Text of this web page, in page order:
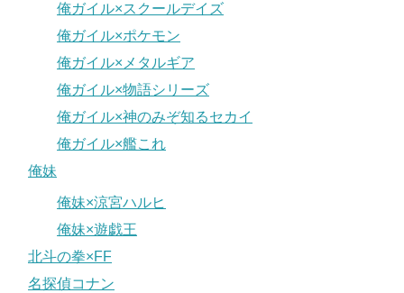
俺ガイル×スクールデイズ
俺ガイル×ポケモン
俺ガイル×メタルギア
俺ガイル×物語シリーズ
俺ガイル×神のみぞ知るセカイ
俺ガイル×艦これ
俺妹
俺妹×涼宮ハルヒ
俺妹×遊戯王
北斗の拳×FF
名探偵コナン